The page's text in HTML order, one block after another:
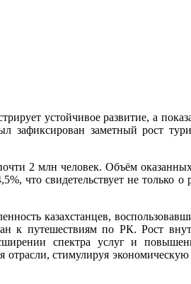
устойчивое развитие, а
заметный рост
2 млн человек. Объём
что свидетельствует не только
казахстанцев,
к путешествиям по РК. Рост
спектра услуг и
стимулируя